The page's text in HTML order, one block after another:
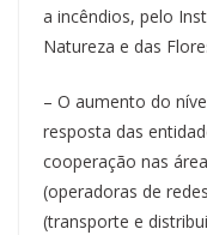
a incêndios, pelo
Natureza e das
– O aumento do
resposta das
cooperação nas
(operadoras de
(transporte e